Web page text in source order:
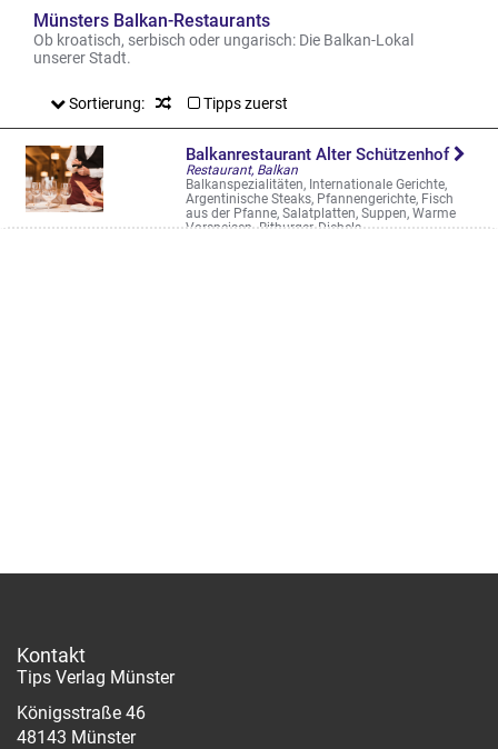
Münsters Balkan-Restaurants
Ob kroatisch, serbisch oder ungarisch: Die Balkan-Lokal
unserer Stadt.
Sortierung: Tipps zuerst
Balkanrestaurant Alter Schützenhof
Restaurant, Balkan
Balkanspezialitäten, Internationale Gerichte,
Argentinische Steaks, Pfannengerichte, Fisch
aus der Pfanne, Salatplatten, Suppen, Warme
Vorspeisen. Bitburger, Diebels ...
Kontakt
Tips Verlag Münster
Königsstraße 46
48143 Münster